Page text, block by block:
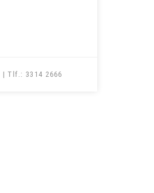
| Tlf.: 3314 2666